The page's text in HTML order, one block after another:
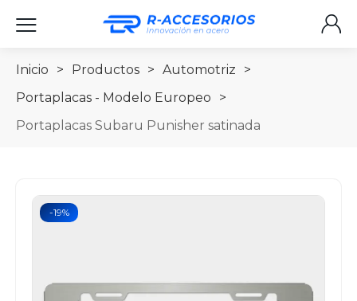
Inicio > Productos > Automotriz
>
Portaplacas - Modelo Europeo
>
Portaplacas Subaru Punisher satinada
-19%